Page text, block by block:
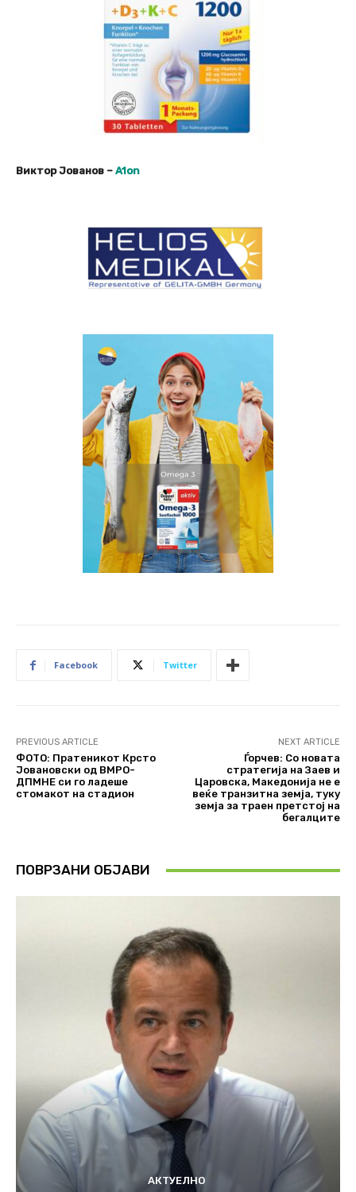
Виктор Јованов – A1on
Facebook Twitter
PREVIOUS ARTICLE
ФОТО: Пратеникот Крсто
Јовановски од ВМРО-
ДПМНЕ си го ладеше
стомакот на стадион
NEXT ARTICLE
Ѓорчев: Со новата
стратегија на Заев и
Царовска, Македонија не е
веќе транзитна земја, туку
земја за траен претстој на
бегалците
ПОВРЗАНИ ОБЈАВИ
АКТУЕЛНО